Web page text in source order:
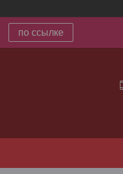
по ссылке